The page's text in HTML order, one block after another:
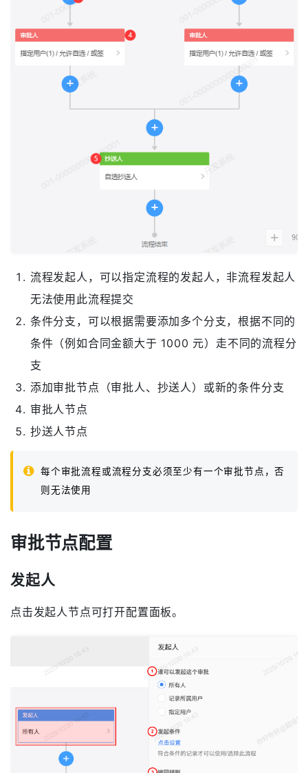
流程发起人，可以指定流程的发起人，非流程发起人
无法使用此流程提交
条件分支，可以根据需要添加多个分支，根据不同的
条件（例如合同金额大于 1000 元）走不同的流程分
支
添加审批节点（审批人、抄送人）或新的条件分支
审批人节点
抄送人节点
每个审批流程或流程分支必须至少有一个审批节点，否
则无法使用
审批节点配置
发起人
点击发起人节点可打开配置面板。